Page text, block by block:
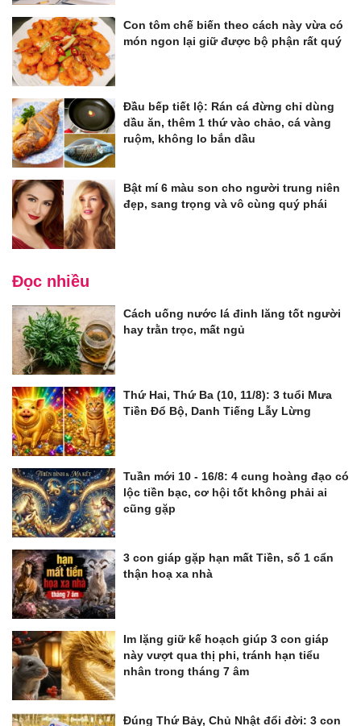
Con tôm chế biến theo cách này vừa có
món ngon lại giữ được bộ phận rất quý
Đầu bếp tiết lộ: Rán cá đừng chỉ dùng
dầu ăn, thêm 1 thứ vào chảo, cá vàng
ruộm, không lo bắn dầu
Bật mí 6 màu son cho người trung niên
đẹp, sang trọng và vô cùng quý phái
Đọc nhiều
Cách uống nước lá đinh lăng tốt người
hay trằn trọc, mất ngủ
Thứ Hai, Thứ Ba (10, 11/8): 3 tuổi Mưa
Tiền Đổ Bộ, Danh Tiếng Lẫy Lừng
Tuần mới 10 - 16/8: 4 cung hoàng đạo có
lộc tiền bạc, cơ hội tốt không phải ai
cũng gặp
3 con giáp gặp hạn mất Tiền, số 1 cẩn
thận hoạ xa nhà
Im lặng giữ kế hoạch giúp 3 con giáp
này vượt qua thị phi, tránh hạn tiểu
nhân trong tháng 7 âm
Đúng Thứ Bảy, Chủ Nhật đổi đời: 3 con